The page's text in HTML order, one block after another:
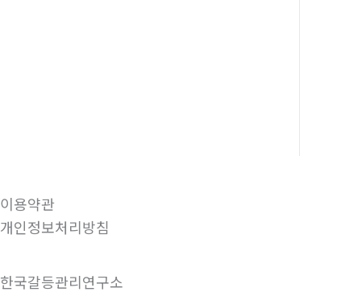
이용약관
개인정보처리방침
한국갈등관리연구소